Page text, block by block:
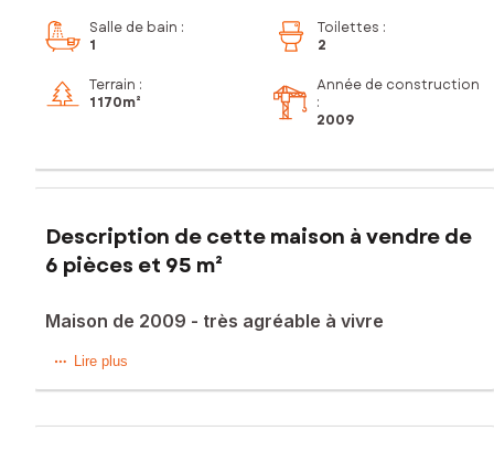
Salle de bain :
1
Toilettes :
2
Terrain :
1 170m²
Année de construction
:
2009
Description de cette maison à vendre de
6 pièces et 95 m²
Maison de 2009 - très agréable à vivre
Située sur la commune de Rosporden, cette maison
cette maison offre également un grand cabanon, idéal pour
Lire plus